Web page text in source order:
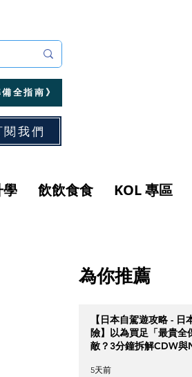
全指南》
閱我們
學 飲飲食食 KOL 專區
為你推薦
【日本自駕遊攻略 - 日
險】以為買足「最貴全
敵？3分鐘拆解CDW與
5天前